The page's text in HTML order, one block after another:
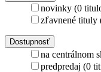
novinky (0
zľavnené tituly
Dostupnosť
na centrálnom
predpredaj (0